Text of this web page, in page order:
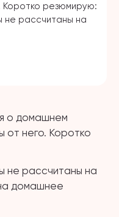
Коротко резюмирую:
не рассчитаны на
о домашнем
от него. Коротко
не рассчитаны на
домашнее